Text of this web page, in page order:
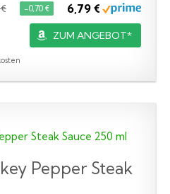
−0,70 € 6,79 €
ZUM ANGEBOT*
Pepper Steak